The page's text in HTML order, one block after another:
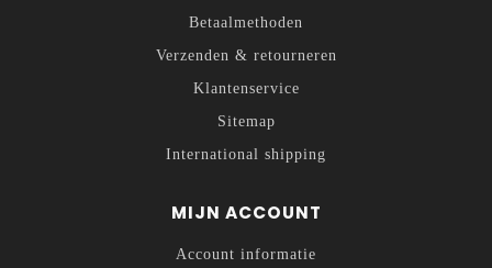
Betaalmethoden
Verzenden & retourneren
Klantenservice
Sitemap
International shipping
MIJN ACCOUNT
Account informatie